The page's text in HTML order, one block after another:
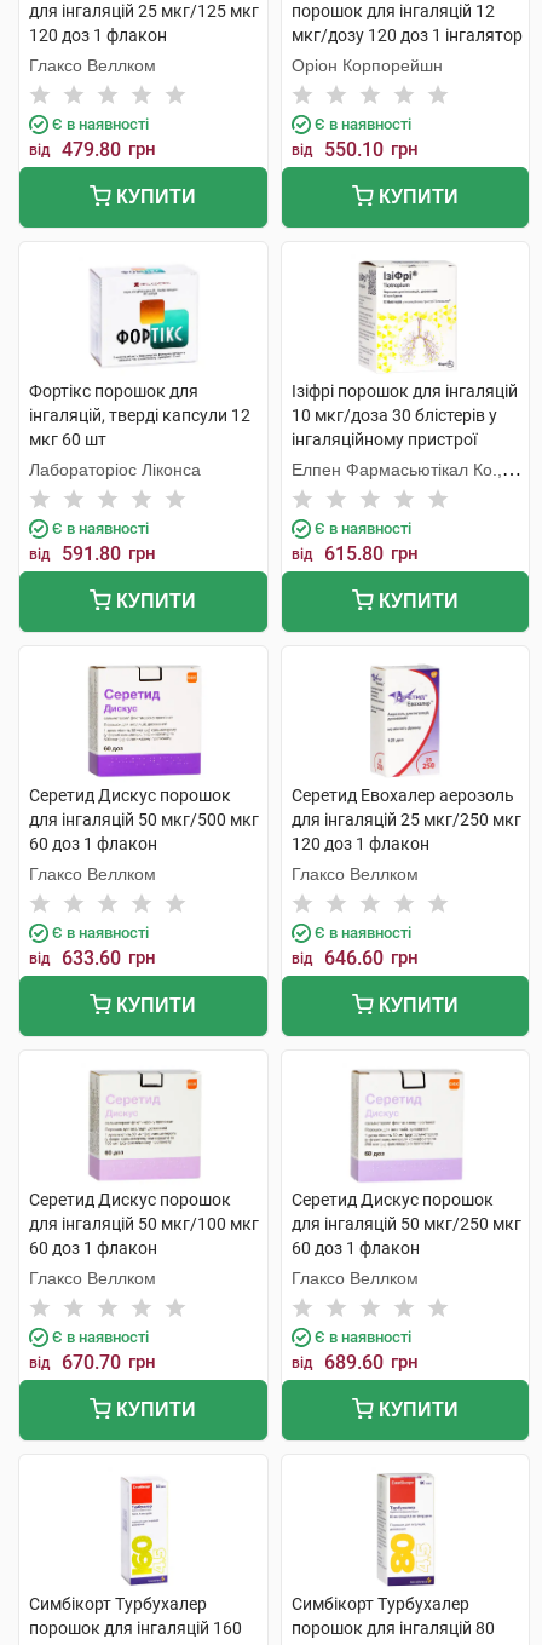
для інгаляцій 25 мкг/125 мкг
120 доз 1 флакон
Глаксо Веллком
Є в наявності
від 479.80 грн
КУПИТИ
порошок для інгаляцій 12
мкг/дозу 120 доз 1 інгалятор
Оріон Корпорейшн
Є в наявності
від 550.10 грн
КУПИТИ
Фортікс порошок для
інгаляцій, тверді капсули 12
мкг 60 шт
Лабораторіос Ліконса
Є в наявності
від 591.80 грн
КУПИТИ
Ізіфрі порошок для інгаляцій
10 мкг/доза 30 блістерів у
інгаляційному пристрої
Елпенхалер 1 набір
Елпен Фармасьютікал Ко.,
Інк.
Є в наявності
від 615.80 грн
КУПИТИ
Серетид Дискус порошок
для інгаляцій 50 мкг/500 мкг
60 доз 1 флакон
Глаксо Веллком
Є в наявності
від 633.60 грн
КУПИТИ
Серетид Евохалер аерозоль
для інгаляцій 25 мкг/250 мкг
120 доз 1 флакон
Глаксо Веллком
Є в наявності
від 646.60 грн
КУПИТИ
Серетид Дискус порошок
для інгаляцій 50 мкг/100 мкг
60 доз 1 флакон
Глаксо Веллком
Є в наявності
від 670.70 грн
КУПИТИ
Серетид Дискус порошок
для інгаляцій 50 мкг/250 мкг
60 доз 1 флакон
Глаксо Веллком
Є в наявності
від 689.60 грн
КУПИТИ
Симбікорт Турбухалер
порошок для інгаляцій 160
Симбікорт Турбухалер
порошок для інгаляцій 80